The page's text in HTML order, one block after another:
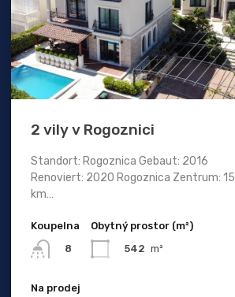
2 vily v Rogoznici
Standort: Rogoznica Gebaut: 2016
Renoviert: 2020 Rogoznica Zentrum: 15
km…
Koupelna
8
Obytný prostor (m²)
542 m²
Na prodej